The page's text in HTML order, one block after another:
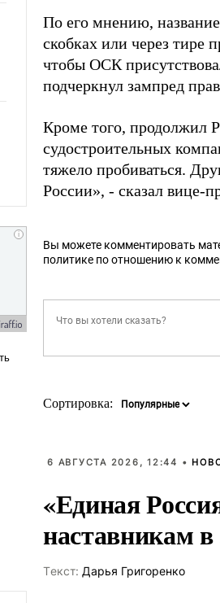
По его мнению,
скобках или через тире
чтобы ОСК
подчеркнул зампред
Кроме того, продолжил
судостроительных
тяжело пробиваться.
России», - сказал вице-
Вы можете комментировать
политике по отношению к
Сортировка:
6 АВГУСТА 2026, 12:44 •
«Единая
наставникам
Tекст: Дарья Григоренко